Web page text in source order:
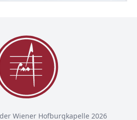
Wiener Hofburgkapelle 2026